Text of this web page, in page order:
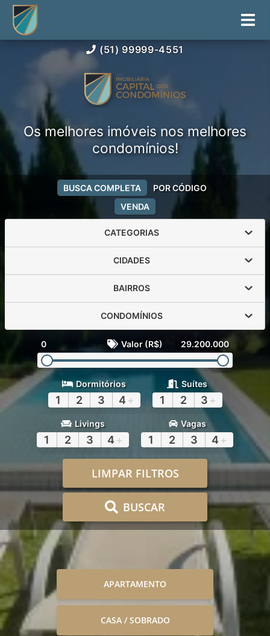
(51) 99999-4551
Os melhores imóveis nos melhores
condomínios!
VENDA
BUSCA COMPLETA POR CÓDIGO
CATEGORIAS
CIDADES
BAIRROS
CONDOMÍNIOS
0 Valor (R$) 29.200.000
Dormitórios
1 2 3 4 +
Suítes
1 2 3 +
Livings
1 2 3 4 +
Vagas
1 2 3 4 +
LIMPAR FILTROS
BUSCAR
APARTAMENTO
CASA / SOBRADO